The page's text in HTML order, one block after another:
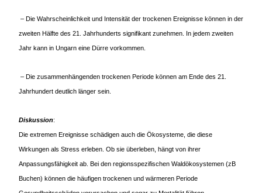
– Die Wahrscheinlichkeit und Intensität der trockenen Ereignisse können in der
zweiten Hälfte des 21. Jahrhunderts signifikant zunehmen. In jedem zweiten
Jahr kann in Ungarn eine Dürre vorkommen.
– Die zusammenhängenden trockenen Periode können am Ende des 21.
Jahrhundert deutlich länger sein.
Diskussion:
Die extremen Ereignisse schädigen auch die Ökosysteme, die diese
Wirkungen als Stress erleben. Ob sie überleben, hängt von ihrer
Anpassungsfähigkeit ab. Bei den regionsspezifischen Waldökosystemen (zB
Buchen) können die häufigen trockenen und wärmeren Periode